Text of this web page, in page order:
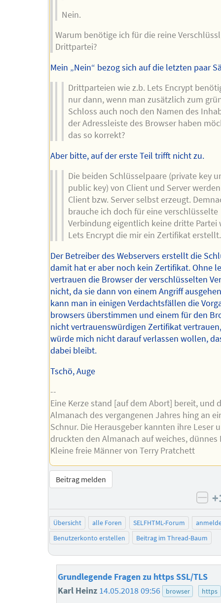
Nein.
Warum benötige ich für die reine
Drittpartei?
Mein „Nein“ bezog sich auf die letzten paar
Drittparteien wie z.b. Lets Encrypt
nur dann, wenn man zusätzlich zum
Schloss auch noch den Namen des
der Adressleiste des Browser haben
das so korrekt?
Aber bitte, auf der erste Teil trifft nicht zu.
Die beiden Schlüsselpaare (private key
public key) von Client und Server
Client bzw. Server selbst erzeugt.
brauche ich doch für eine verschlüsselte
Verbindung eigentlich keine dritte Partei
Lets Encrypt die mir ein Zertifikat erstellt.
Der Betreiber des Webservers erstellt die
damit hat er aber noch kein Zertifikat. Ohne
vertrauen die Browser der verschlüsselten
nicht, da sie dann von einem Angriff
kann man in einigen Verdachtsfällen die
browsers überstimmen und einem für den
nicht vertrauenswürdigen Zertifikat
würde mich nicht darauf verlassen wollen,
dabei bleibt.
Tschö, Auge
--
Eine Kerze stand [auf dem Abort] bereit, und
Almanach des vergangenen Jahres hing an
Schnur. Die Herausgeber kannten ihre Leser
druckten den Almanach auf weiches, dünnes
Kleine freie Männer von Terry Pratchett
Beitrag melden
Übersicht alle Foren SELFHTML-Forum
Benutzerkonto erstellen
Beitrag im Thread-Baum
Grundlegende Fragen zu https SSL/TLS
Karl Heinz 14.05.2018 09:56 browser https